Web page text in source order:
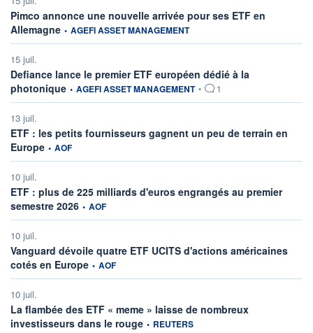
Pimco annonce une nouvelle arrivée pour ses ETF en
Allemagne information fournie par
• AGEFI ASSET MANAGEMENT
15 juil.
Defiance lance le premier ETF européen dédié à la
photonique information fournie par
• AGEFI ASSET MANAGEMENT • 1
13 juil.
ETF : les petits fournisseurs gagnent un peu de terrain en
Europe information fournie par
• AOF
10 juil.
ETF : plus de 225 milliards d'euros engrangés au premier
semestre 2026 information fournie par
• AOF
10 juil.
Vanguard dévoile quatre ETF UCITS d'actions américaines
cotés en Europe information fournie par
• AOF
10 juil.
La flambée des ETF « meme » laisse de nombreux
investisseurs dans le rouge information fournie par
• REUTERS